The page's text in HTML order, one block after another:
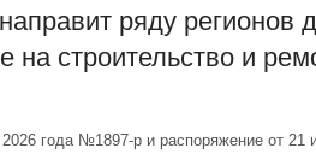
ряду регионов
на строительство и
года №1897-р и распоряжение от